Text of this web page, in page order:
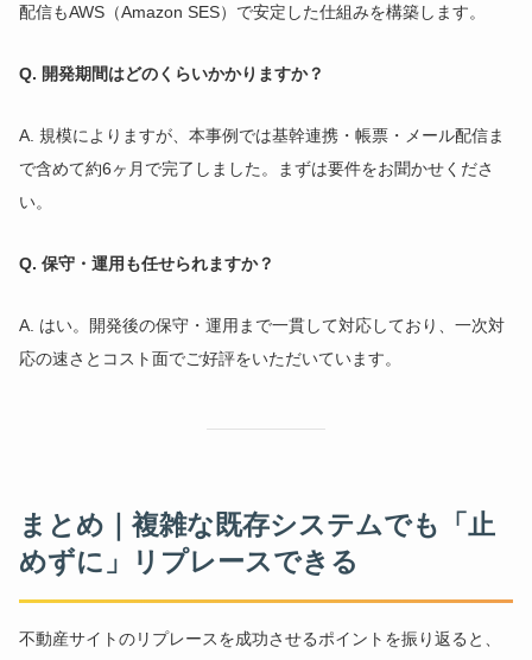
配信もAWS（Amazon SES）で安定した仕組みを構築します。
Q. 開発期間はどのくらいかかりますか？
A. 規模によりますが、本事例では基幹連携・帳票・メール配信ま
で含めて約6ヶ月で完了しました。まずは要件をお聞かせくださ
い。
Q. 保守・運用も任せられますか？
A. はい。開発後の保守・運用まで一貫して対応しており、一次対
応の速さとコスト面でご好評をいただいています。
まとめ｜複雑な既存システムでも「止
めずに」リプレースできる
不動産サイトのリプレースを成功させるポイントを振り返ると、